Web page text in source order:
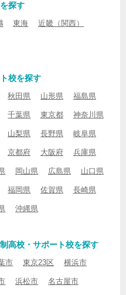
探す
東海 近畿（関西）
校を探す
秋田県 山形県 福島県
千葉県 東京都 神奈川県
山梨県 長野県 岐阜県
京都府 大阪府 兵庫県
岡山県 広島県 山口県
福岡県 佐賀県 長崎県
沖縄県
高校・サポート校を探す
市 東京23区 横浜市
浜松市 名古屋市